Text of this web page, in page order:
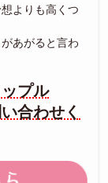
よりも高くつ
あがると言わ
プル
合わせく